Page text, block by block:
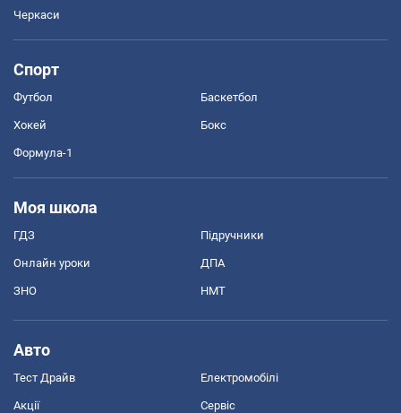
Черкаси
Спорт
Футбол Баскетбол
Хокей Бокс
Формула-1
Моя школа
ГДЗ Підручники
Онлайн уроки ДПА
ЗНО НМТ
Авто
Тест Драйв Електромобілі
Акції Сервіс